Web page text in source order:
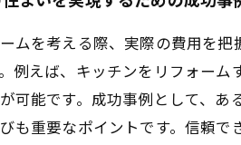
ムを考える際、実際の費用を
例えば、キッチンをリフォー
可能です。成功事例として、あ
も重要なポイントです。信頼